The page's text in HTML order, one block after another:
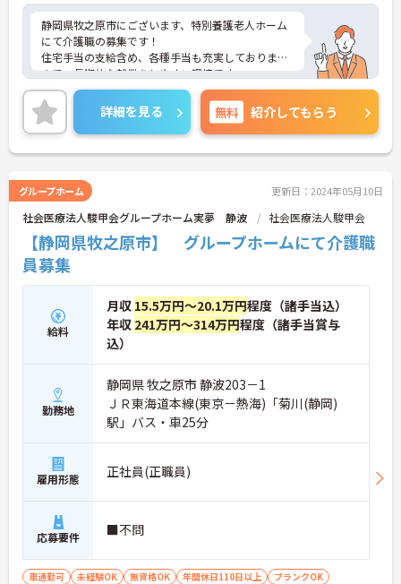
静岡県牧之原市にございます、特別養護老人ホーム
にて介護職の募集です！
住宅手当の支給含め、各種手当も充実しております
ので、長期的な就業をしやすい環境です。
ご興味のある方は、マイナビ介護職までお問い合わ
せください。詳細を見る 無料 紹介してもらう
グループホーム 更新日：2024年05月10日
社会医療法人駿甲会グループホーム実夢 静波 社会医療法人駿甲会
【静岡県牧之原市】 グループホームにて介護職
員募集
給料
月収 15.5万円～20.1万円程度（諸手当込）
年収 241万円～314万円程度（諸手当賞与
込）
勤務地
静岡県 牧之原市 静波203－1
ＪＲ東海道本線(東京－熱海)「菊川(静岡)
駅」バス・車25分
雇用形態 正社員(正職員)
応募要件 ■不問
車通勤可 未経験OK 無資格OK 年間休日110日以上
ブランクOK